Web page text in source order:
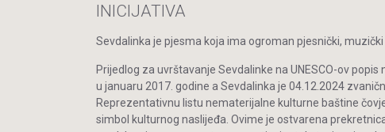
INICIJATIVA
Sevdalinka je pjesma koja ima ogroman pjesnički, muzički
Prijedlog za uvrštavanje Sevdalinke na UNESCO-ov
u januaru 2017. godine a Sevdalinka je 04.12.2024
Reprezentativnu listu nematerijalne kulturne baštine
simbol kulturnog naslijeđa. Ovime je ostvarena